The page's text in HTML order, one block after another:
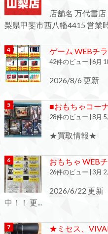
店舗名 万代書
梨県甲斐市西八幡4415 営業
ゲーム WEBチ
42件のビュー 6月
2026/8/6 更新
■おもちゃコー
28件のビュー 8月
★買取情報★
おもちゃ WEB
26件のビュー 3月
2026/6/22 更
中！！ 更...
★ミセス、